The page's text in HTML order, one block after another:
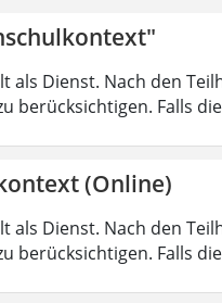
Dienst. Nach den
berücksichtigen. Falls
(Online)
Dienst. Nach den
berücksichtigen. Falls